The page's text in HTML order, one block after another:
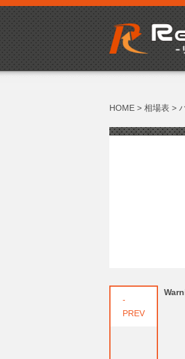
HOME > 相場表 >
-
PREV